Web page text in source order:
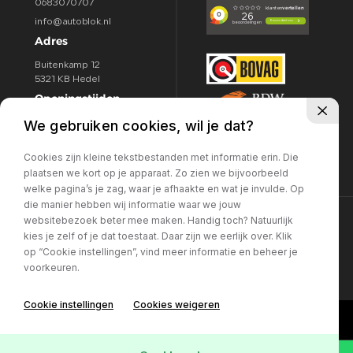
0683070707
info@autoblok.nl
Adres
Buitenkamp 12
5321 KB Hedel
Openingstijden
Ma / Vr: 09.00 - 18:00u
Privacy policy
Volg ons:
We gebruiken cookies, wil je dat?
Cookies zijn kleine tekstbestanden met informatie erin. Die
plaatsen we kort op je apparaat. Zo zien we bijvoorbeeld
welke pagina’s je zag, waar je afhaakte en wat je invulde. Op
die manier hebben wij informatie waar we jouw
websitebezoek beter mee maken. Handig toch? Natuurlijk
kies je zelf of je dat toestaat. Daar zijn we eerlijk over. Klik
op “Cookie instellingen”, vind meer informatie en beheer je
voorkeuren.
Cookie instellingen Cookies weigeren